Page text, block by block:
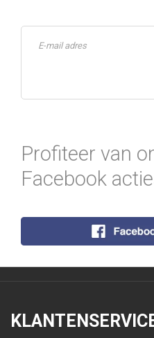
Profiteer van
Facebook